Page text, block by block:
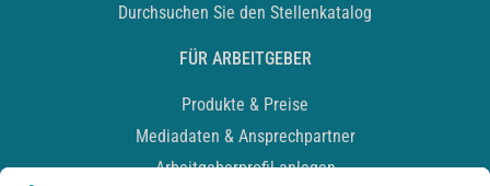
Durchsuchen Sie den Stellenkatalog
FÜR ARBEITGEBER
Produkte & Preise
Mediadaten & Ansprechpartner
Arbeitgeberprofil anlegen